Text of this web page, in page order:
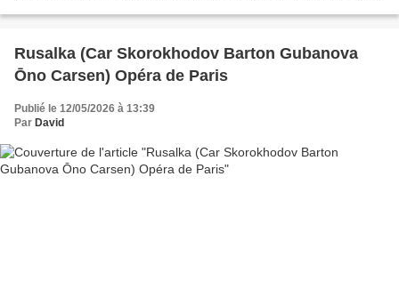
Rusalka (Car Skorokhodov Barton Gubanova
Ōno Carsen) Opéra de Paris
Publié le 12/05/2026 à 13:39
Par David